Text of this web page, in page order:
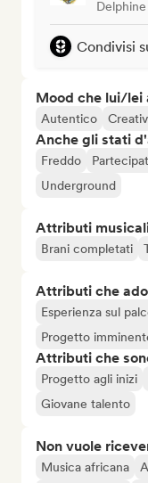
Condivisi
Mood che lui/lei
Autentico
Anche gli stati
Freddo
Underground
Attributi
Brani completati
Attributi che
Esperienza sul
Progetto
Attributi che
Progetto agli inizi
Giovane talento
Non vuole
Musica africana